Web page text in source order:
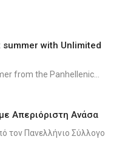
with Unlimited
from the Panhellenic...
Απεριόριστη Ανάσα
τον Πανελλήνιο Σύλλογο